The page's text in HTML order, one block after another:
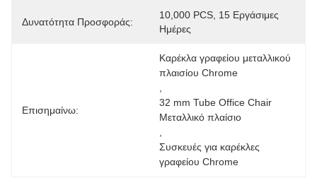
Δυνατότητα Προσφοράς:
10,000 PCS, 15 Εργάσιμες
Ημέρες
Επισημαίνω:
Καρέκλα γραφείου μεταλλικού
πλαισίου Chrome
32 mm Tube Office Chair
Μεταλλικό πλαίσιο
Συσκευές για καρέκλες
γραφείου Chrome